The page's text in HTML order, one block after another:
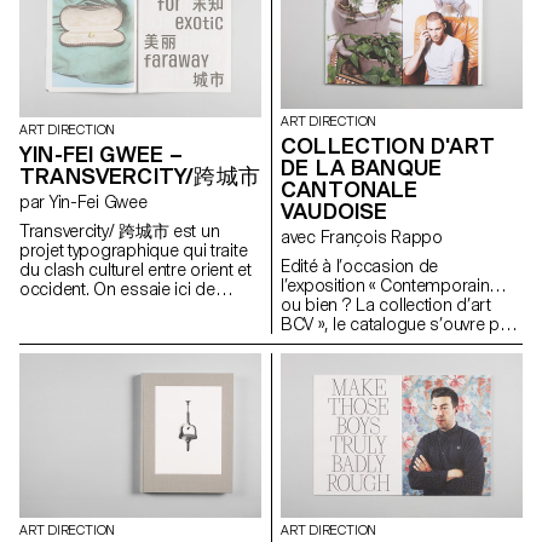
autoroutes à seize voies, à la
manières de villes comme Los
Angeles, et où il est fréquent de
rouler des heures pour aller
travailler dans l'émirat voisin.
compétition pour avoir la plus
incroyable fait rage et ce jusque
dans les inscriptions des
plaques d'immatriculation. La
voiture est une manière de
s'affirmer, de draguer, et bien
entendu d'afficher sa classe
sociale dans un monde où il
est interdit d'approcher
directement une femme et où
les femmes, est de rigueur. J'ai
voulu documenter la soudaine
modernisation des E.A.U. et sa
conséquence sur les culture
nomade et ornementale, qui
sont l'héritage ancestral propre
à ces pays. Entre désert et
Gotham City, Islam et pouvoir
obstacle identitaire et culturel; il
est de nationalité
espagnole. J'ai pris le parti de
raconter ce trouble sous la
forme d'un voyage onirique. Yo
soy de Las Vegas définit
l'identité et la culture comme
des constructions mentales
empiriques, une forme
d'histoire que l'on se crée, et
non comme des entités
essentielles et immanentes. J'ai
tenté de construire un discours
qui m'est propre à travers un
langage composite et
métaphorique afin de réifier et
réinterpréter ces diverses
visions de l'Espagne.
ART DIRECTION
YIN-FEI GWEE –
TRANSVERCITY/跨城市
par Yin-Fei Gwee
Transvercity/ 跨城市 est un
projet typographique qui traite
du clash culturel entre orient et
occident. On essaie ici de
recherche d'exotisme. L'herbe
voisin? Transvercity explore le
phénomène de distance et sa
représentation abstraite. Pour
ce faire, une police de
à casse unique et trouve son
origine dans la hauteur fixe des
ART DIRECTION
COLLECTION D'ART
DE LA BANQUE
CANTONALE
VAUDOISE
avec François Rappo
Edité à l’occasion de
l’exposition « Contemporain…
ou bien ? La collection d’art
BCV », le catalogue s’ouvre par
un essai photographique, sorte
présentation des oeuvres. Il
propose un regard sur la
collection d'art BCV, acteur
majeur de la scène artistique
vaudoise, et montre ses
relations privilégiées avec les
artistes et leurs projets, en
cette année 2012. Grâce à l'oeil
des photographes Michal
ART DIRECTION ART DIRECTION